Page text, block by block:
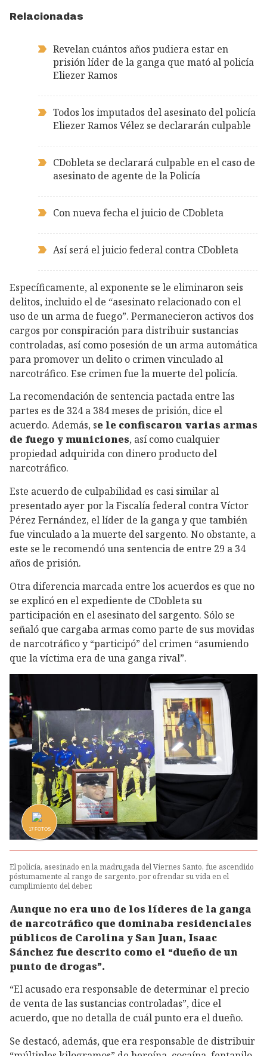
Relacionadas
Revelan cuántos años pudiera estar en
prisión líder de la ganga que mató al policía
Eliezer Ramos
Todos los imputados del asesinato del policía
Eliezer Ramos Vélez se declararán culpable
CDobleta se declarará culpable en el caso de
asesinato de agente de la Policía
Con nueva fecha el juicio de CDobleta
Así será el juicio federal contra CDobleta
Específicamente, al exponente se le eliminaron seis
delitos, incluido el de “asesinato relacionado con el
uso de un arma de fuego”. Permanecieron activos dos
cargos por conspiración para distribuir sustancias
controladas, así como posesión de un arma automática
para promover un delito o crimen vinculado al
narcotráfico. Ese crimen fue la muerte del policía.
La recomendación de sentencia pactada entre las
partes es de 324 a 384 meses de prisión, dice el
acuerdo. Además, se le confiscaron varias armas
de fuego y municiones, así como cualquier
propiedad adquirida con dinero producto del
narcotráfico.
Este acuerdo de culpabilidad es casi similar al
presentado ayer por la Fiscalía federal contra Víctor
Pérez Fernández, el líder de la ganga y que también
fue vinculado a la muerte del sargento. No obstante, a
este se le recomendó una sentencia de entre 29 a 34
años de prisión.
Otra diferencia marcada entre los acuerdos es que no
se explicó en el expediente de CDobleta su
participación en el asesinato del sargento. Sólo se
señaló que cargaba armas como parte de sus movidas
de narcotráfico y “participó” del crimen “asumiendo
que la víctima era de una ganga rival”.
17FOTOS
El policía, asesinado en la madrugada del Viernes Santo, fue ascendido
póstumamente al rango de sargento, por ofrendar su vida en el
cumplimiento del deber.
Aunque no era uno de los líderes de la ganga
de narcotráfico que dominaba residenciales
públicos de Carolina y San Juan, Isaac
Sánchez fue descrito como el “dueño de un
punto de drogas”.
“El acusado era responsable de determinar el precio
de venta de las sustancias controladas”, dice el
acuerdo, que no detalla de cuál punto era el dueño.
Se destacó, además, que era responsable de distribuir